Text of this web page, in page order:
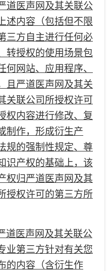
道医声网及其关联公
述内容（包括但不限
三方自主进行任何必
转授权的使用场景包
网站、应用程序、
且严道医声网及其关
关联公司所授权许可
权内容进行修改、复
制作，形成衍生产
规的强制性规定、尊
识产权的基础上，该
权归严道医声网及其
授权许可的第三方所
道医声网及其关联公
业第三方针对有关您
的内容（含衍生作